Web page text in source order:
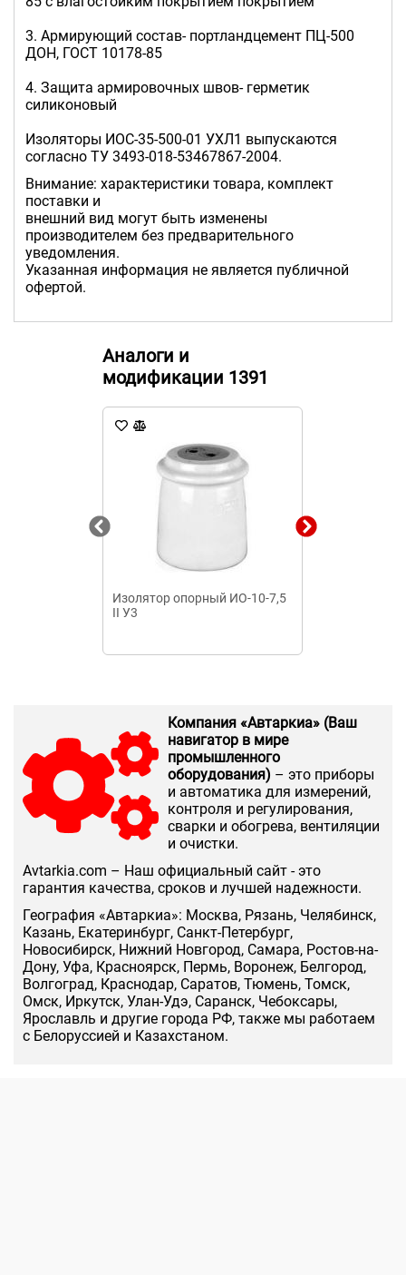
3. Армирующий состав- портландцемент ПЦ-500
ДОН, ГОСТ 10178-85
4. Защита армировочных швов- герметик
силиконовый
Изоляторы ИОС-35-500-01 УХЛ1 выпускаются
согласно ТУ 3493-018-53467867-2004.
Внимание: характеристики товара, комплект
поставки и
внешний вид могут быть изменены
производителем без предварительного
уведомления.
Указанная информация не является публичной
офертой.
Аналоги и
модификации 1391
Изолятор опорный ИО-10-7,5
II У3
Компания «Автаркиа» (Ваш
навигатор в мире
промышленного
оборудования) – это приборы
и автоматика для измерений,
контроля и регулирования,
сварки и обогрева, вентиляции
и очистки.
Аvtarkia.com – Наш официальный сайт - это
гарантия качества, сроков и лучшей надежности.
География «Автаркиа»: Москва, Рязань, Челябинск,
Казань, Екатеринбург, Санкт-Петербург,
Новосибирск, Нижний Новгород, Самара, Ростов-на-
Дону, Уфа, Красноярск, Пермь, Воронеж, Белгород,
Волгоград, Краснодар, Саратов, Тюмень, Томск,
Омск, Иркутск, Улан-Удэ, Саранск, Чебоксары,
Ярославль и другие города РФ, также мы работаем
с Белоруссией и Казахстаном.